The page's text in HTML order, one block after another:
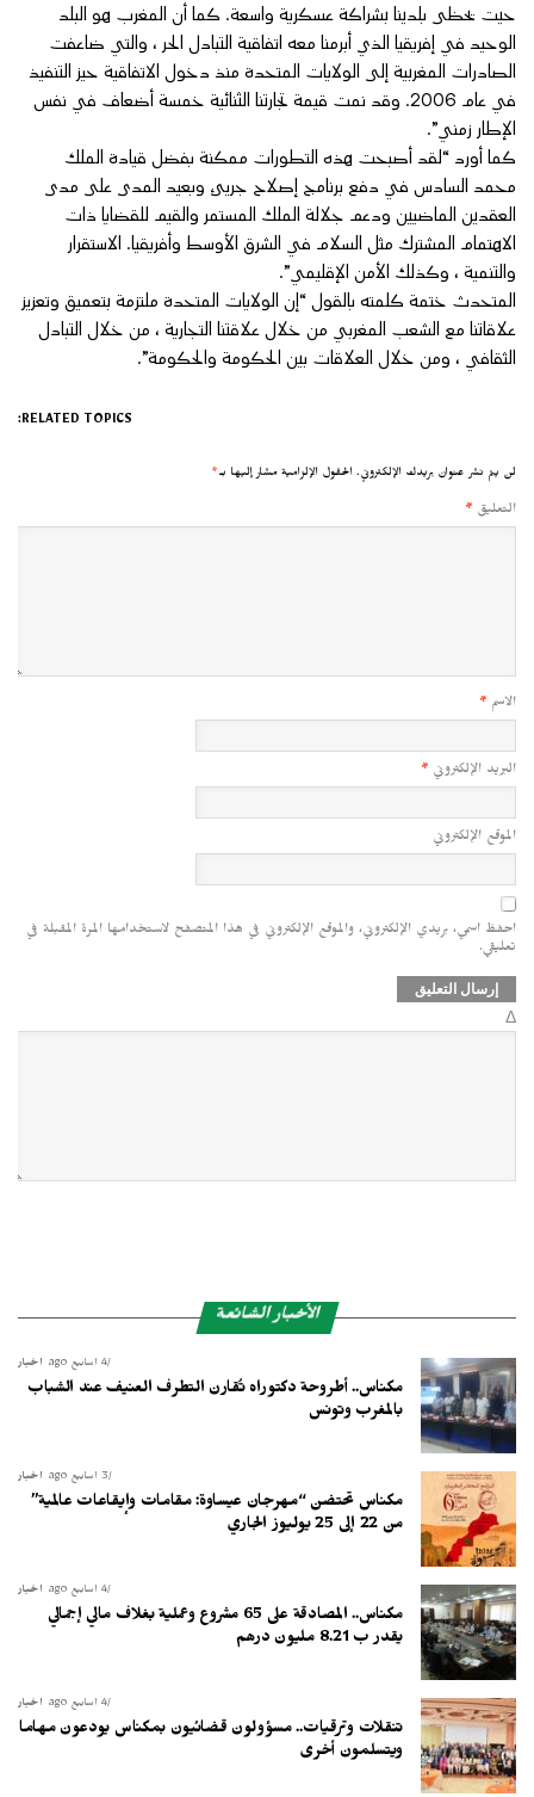
حيت يحظى بلدينا بشراكة عسكرية واسعة. كما أن المغرب هو البلد
الوحيد في إفريقيا الذي أبرمنا معه اتفاقية التبادل الحر ، والتي ضاعفت
الصادرات المغربية إلى الولايات المتحدة منذ دخول الاتفاقية حيز التنفيذ
في عام 2006. وقد نمت قيمة تجارتنا الثنائية خمسة أضعاف في نفس
الإطار زمني”.
كما أورد “لقد أصبحت هذه التطورات ممكنة بفضل قيادة الملك
محمد السادس في دفع برنامج إصلاح جريئ وبعيد المدى على مدى
العقدين الماضيين ودعم جلالة الملك المستمر والقيم للقضايا ذات
الاهتمام المشترك مثل السلام في الشرق الأوسط وأفريقيا. الاستقرار
والتنمية ، وكذلك الأمن الإقليمي”.
المتحدث ختمة كلمته بالقول “إن الولايات المتحدة ملتزمة بتعميق وتعزيز
علاقاتنا مع الشعب المغربي من خلال علاقتنا التجارية ، من خلال التبادل
الثقافي ، ومن خلال العلاقات بين الحكومة والحكومة”.
RELATED TOPICS:
لن يتم نشر عنوان بريدك الإلكتروني. الحقول الإلزامية مشار إليها بـ*
التعليق *
الاسم *
البريد الإلكتروني *
الموقع الإلكتروني
احفظ اسمي، بريدي الإلكتروني، والموقع الإلكتروني في هذا المتصفح لاستخدامها المرة المقبلة في
تعليقي.
Δ
الأخبار الشائعة
أخبار 4 أسابيع ago
مكناس.. أطروحة دكتوراه تُقارن التطرف العنيف عند الشباب
بالمغرب وتونس
أخبار 3 أسابيع ago
مكناس تحتضن “مهرجان عيساوة: مقامات وإيقاعات عالمية”
من 22 إلى 25 يوليوز الجاري
أخبار 4 أسابيع ago
مكناس.. المصادقة على 65 مشروع وعملية بغلاف مالي إجمالي
يقدر ب 8.21 مليون درهم
أخبار 4 أسابيع ago
تنقلات وترقيات.. مسؤولون قضائيون بمكناس يودعون مهاما
ويتسلمون أخرى